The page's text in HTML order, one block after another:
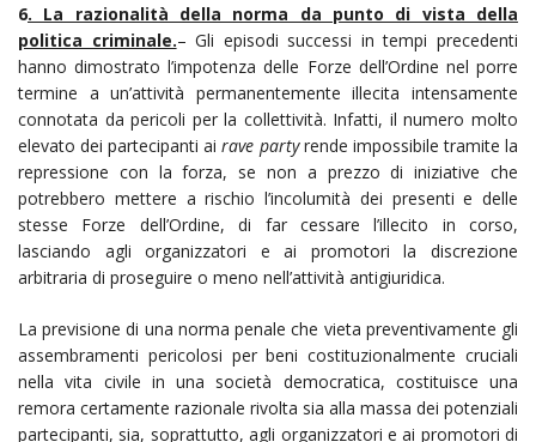
6. La razionalità della norma da punto di vista della
politica criminale.– Gli episodi successi in tempi precedenti
hanno dimostrato l’impotenza delle Forze dell’Ordine nel porre
termine a un’attività permanentemente illecita intensamente
connotata da pericoli per la collettività. Infatti, il numero molto
elevato dei partecipanti airave partyrende impossibile tramite la
repressione con la forza, se non a prezzo di iniziative che
potrebbero mettere a rischio l’incolumità dei presenti e delle
stesse Forze dell’Ordine, di far cessare l’illecito in corso,
lasciando agli organizzatori e ai promotori la discrezione
arbitraria di proseguire o meno nell’attività antigiuridica.
La previsione di una norma penale che vieta preventivamente gli
assembramenti pericolosi per beni costituzionalmente cruciali
nella vita civile in una società democratica, costituisce una
remora certamente razionale rivolta sia alla massa dei potenziali
partecipanti, sia, soprattutto, agli organizzatori e ai promotori di